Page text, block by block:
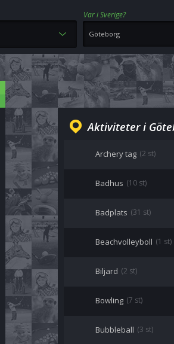
Var i Sverige?
Aktiviteter i
Archery tag (2 st)
Badhus (10 st)
Badplats (31 st)
Beachvolleyboll (1 st)
Biljard (2 st)
Bowling (7 st)
Bubbleball (3 st)